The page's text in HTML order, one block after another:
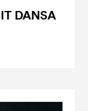
DANSA